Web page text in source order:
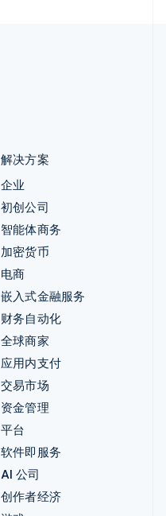
解决方案
企业
初创公司
智能体商务
加密货币
电商
嵌入式金融服务
财务自动化
全球商家
应用内支付
交易市场
资金管理
平台
软件即服务
AI 公司
创作者经济